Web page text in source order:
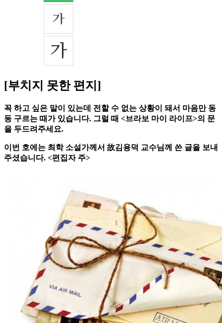
[부치지 못한 편지]
꼭 하고 싶은 말이 있는데 전할 수 없는 상황이 돼서 마음만 동
동 구르는 때가 있습니다. 그럴 때 <브라보 마이 라이프>의 문
을 두드려주세요.
이번 호에는 최학 소설가께서 故김용덕 교수님께 쓴 글을 보내
주셨습니다. <편집자 주>